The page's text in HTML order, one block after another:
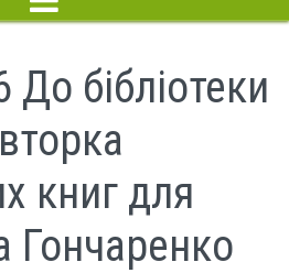
бібліотеки
книг для
Гончаренко